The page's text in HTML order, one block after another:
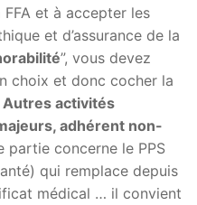
et à accepter les
et d’assurance de la
”, vous devez
choix et donc cocher la
activités
adhérent non-
partie concerne le PPS
qui remplace depuis
médical … il convient